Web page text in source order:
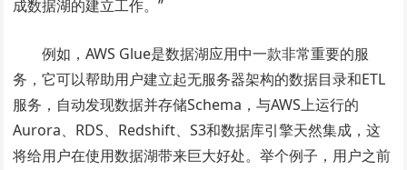
成数据湖的建立工作。”
例如，AWS Glue是数据湖应用中一款非常重要的服
务，它可以帮助用户建立起无服务器架构的数据目录和ETL
服务，自动发现数据并存储Schema，与AWS上运行的
Aurora、RDS、Redshift、S3和数据库引擎天然集成，这
将给用户在使用数据湖带来巨大好处。举个例子，用户之前